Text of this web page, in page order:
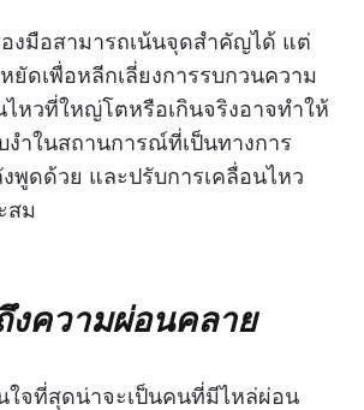
งมือสามารถเน้นจุดสำคัญได้ แต่
ยัดเพื่อหลีกเลี่ยงการรบกวนความ
ไหวที่ใหญ่โตหรือเกินจริงอาจทำให้
ำในสถานการณ์ที่เป็นทางการ
พูดด้วย และปรับการเคลื่อนไหว
สม
งความผ่อนคลาย
จที่สุดน่าจะเป็นคนที่มีไหล่ผ่อน